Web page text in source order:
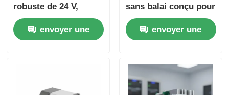
robuste de 24 V,
adapté au
fonctionnement
continu et au
industriels
envoyer une
sans balai conçu pour
un positionnement
précis et un contrôle
de vitesse dans les
fabrication
automatisés
envoyer une